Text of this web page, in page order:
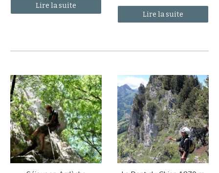
Lire la suite
Lire la suite